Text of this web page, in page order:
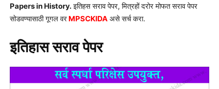
Papers in History.इतिहस सराव पेपर, मित्रहों दरोर मोफत सराव पेपर
सोडवण्यासाठी गूगल वर MPSCKIDA असे सर्च करा.
इतिहास सराव पेपर